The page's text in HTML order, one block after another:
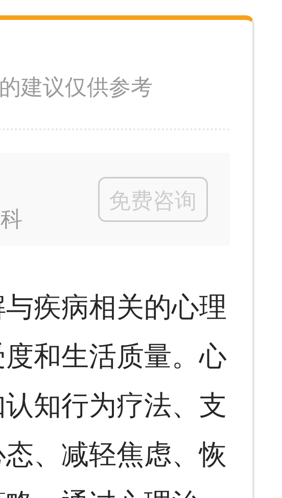
建议仅供参考
免费咨询
疾病相关的心理
和生活质量。心
知行为疗法、支
、减轻焦虑、恢